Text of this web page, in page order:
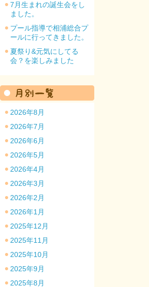
園のトップ
7月生まれの誕生会をし
ました。
プール指導で相浦総合プ
ールに行ってきました。
夏祭り&元気にしてる
会？を楽しみました
2026年8月
2026年7月
2026年6月
2026年5月
2026年4月
2026年3月
2026年2月
2026年1月
2025年12月
2025年11月
2025年10月
2025年9月
2025年8月